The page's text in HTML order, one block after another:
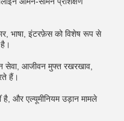
भाषा, इंटरफ़ेस को विशेष रूप से
सेवा, आजीवन मुफ्त रखरखाव,
हैं।
है, और एल्यूमीनियम उड़ान मामले